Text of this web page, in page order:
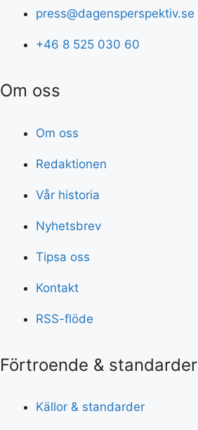
press@dagensperspektiv.se
+46 8 525 030 60
Om oss
Om oss
Redaktionen
Vår historia
Nyhetsbrev
Tipsa oss
Kontakt
RSS-flöde
Förtroende & standarder
Källor & standarder